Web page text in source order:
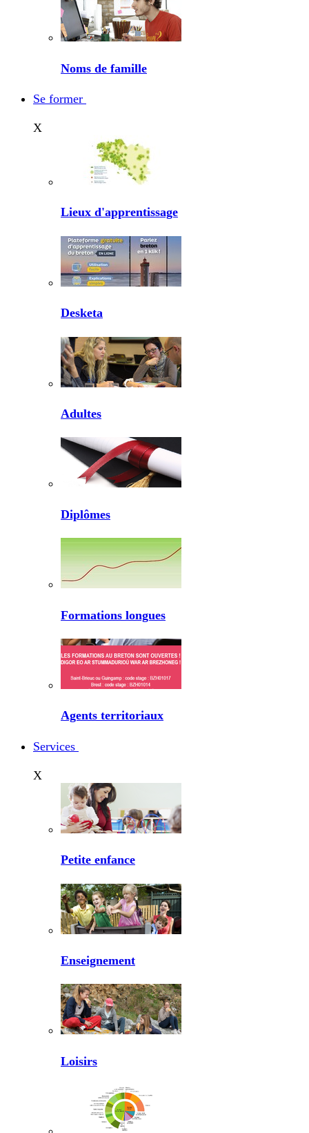
Noms de famille
Se former
X
Lieux d'apprentissage
Desketa
Adultes
Diplômes
Formations longues
Agents territoriaux
Services
X
Petite enfance
Enseignement
Loisirs